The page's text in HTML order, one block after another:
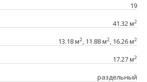
19
41.32 м2
13.18 м2, 11.88 м2, 16.26 м2
17.27 м2
раздельный